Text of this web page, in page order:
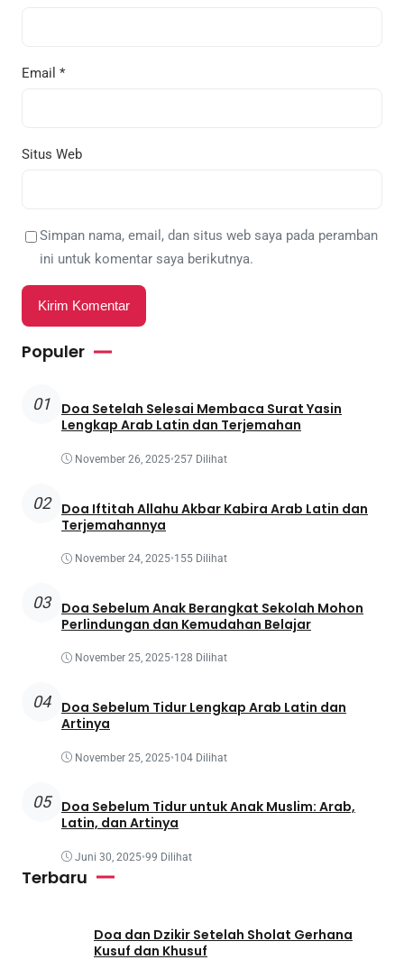
Email *
Situs Web
Simpan nama, email, dan situs web saya pada peramban
ini untuk komentar saya berikutnya.
Populer
01
Doa Setelah Selesai Membaca Surat Yasin
Lengkap Arab Latin dan Terjemahan
November 26, 2025•257 Dilihat
02
Doa Iftitah Allahu Akbar Kabira Arab Latin dan
Terjemahannya
November 24, 2025•155 Dilihat
03
Doa Sebelum Anak Berangkat Sekolah Mohon
Perlindungan dan Kemudahan Belajar
November 25, 2025•128 Dilihat
04
Doa Sebelum Tidur Lengkap Arab Latin dan
Artinya
November 25, 2025•104 Dilihat
05
Doa Sebelum Tidur untuk Anak Muslim: Arab,
Latin, dan Artinya
Juni 30, 2025•99 Dilihat
Terbaru
Doa dan Dzikir Setelah Sholat Gerhana
Kusuf dan Khusuf